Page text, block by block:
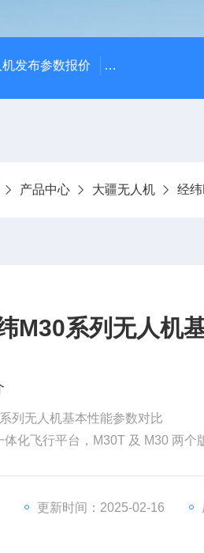
发布参数报价 大疆升级版
产品中心 大疆无人机 经
M30系列无人机
列无人机基本性能参数对比
体化飞行平台，M30T 及 M30 两个
能定位跟踪、智能巡检、安全隐私
更新时间：2025-02-16